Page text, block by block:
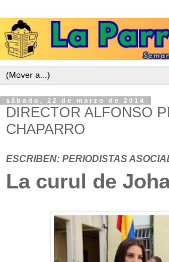
sábado, 22 de marzo de 2014
DIRECTOR ALFONSO
CHAPARRO
ESCRIBEN: PERIODISTAS
La curul de